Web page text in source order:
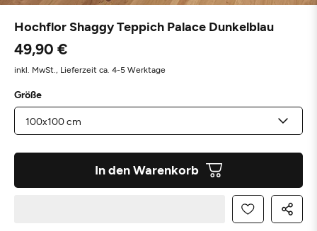
Hochflor Shaggy Teppich Palace Dunkelblau
49,90 €
inkl. MwSt., Lieferzeit ca. 4-5 Werktage
Größe
In den Warenkorb